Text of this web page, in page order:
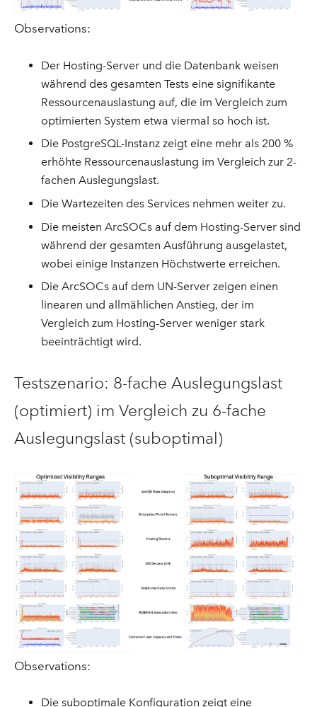
Observations:
Der Hosting-Server und die Datenbank weisen
während des gesamten Tests eine signifikante
Ressourcenauslastung auf, die im Vergleich zum
optimierten System etwa viermal so hoch ist.
Die PostgreSQL-Instanz zeigt eine mehr als 200 %
erhöhte Ressourcenauslastung im Vergleich zur 2-
fachen Auslegungslast.
Die Wartezeiten des Services nehmen weiter zu.
Die meisten ArcSOCs auf dem Hosting-Server sind
während der gesamten Ausführung ausgelastet,
wobei einige Instanzen Höchstwerte erreichen.
Die ArcSOCs auf dem UN-Server zeigen einen
linearen und allmählichen Anstieg, der im
Vergleich zum Hosting-Server weniger stark
beeinträchtigt wird.
Testszenario: 8-fache Auslegungslast
(optimiert) im Vergleich zu 6-fache
Auslegungslast (suboptimal)
Observations:
Die suboptimale Konfiguration zeigt eine